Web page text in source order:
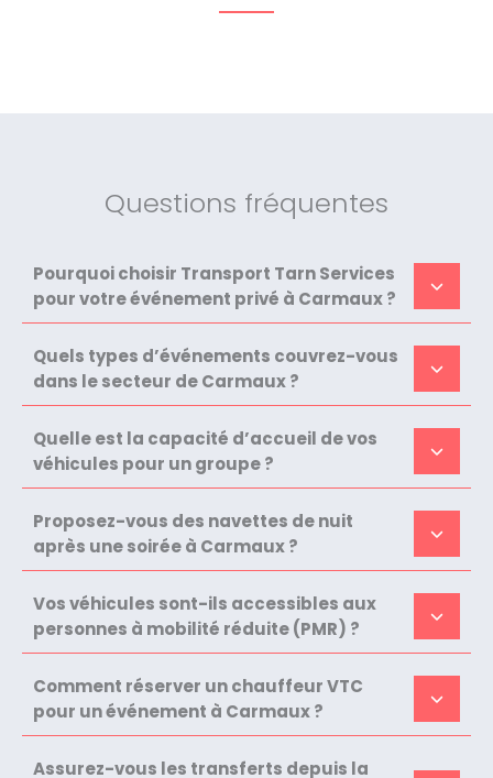
Questions fréquentes
Pourquoi choisir Transport Tarn Services
pour votre événement privé à Carmaux ?
Quels types d’événements couvrez-vous
dans le secteur de Carmaux ?
Quelle est la capacité d’accueil de vos
véhicules pour un groupe ?
Proposez-vous des navettes de nuit
après une soirée à Carmaux ?
Vos véhicules sont-ils accessibles aux
personnes à mobilité réduite (PMR) ?
Comment réserver un chauffeur VTC
pour un événement à Carmaux ?
Assurez-vous les transferts depuis la